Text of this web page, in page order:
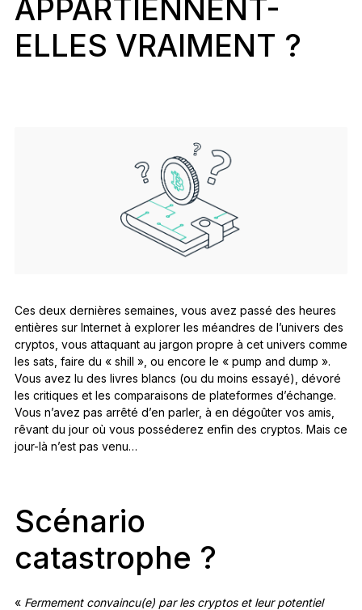
Accessoires
Solutions de récupération
Comparer les signers Ledger
APPARTIENNENT-
ELLES VRAIMENT ?
Ces deux dernières semaines, vous avez passé des heures
entières sur Internet à explorer les méandres de l’univers des
cryptos, vous attaquant au jargon propre à cet univers comme
les sats, faire du « shill », ou encore le « pump and dump ».
Vous avez lu des livres blancs (ou du moins essayé), dévoré
les critiques et les comparaisons de plateformes d’échange.
Vous n’avez pas arrêté d’en parler, à en dégoûter vos amis,
rêvant du jour où vous posséderez enfin des cryptos. Mais ce
jour-là n’est pas venu…
Scénario
catastrophe ?
« Fermement convaincu(e) par les cryptos et leur potentiel